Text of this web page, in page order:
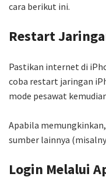
cara berikut ini.
Restart
Pastikan internet di
coba restart jaringan
mode pesawat
Apabila
sumber lainnya
Login Melalui